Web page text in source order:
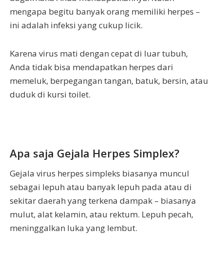
mengapa begitu banyak orang memiliki herpes –
ini adalah infeksi yang cukup licik.
Karena virus mati dengan cepat di luar tubuh,
Anda tidak bisa mendapatkan herpes dari
memeluk, berpegangan tangan, batuk, bersin, atau
duduk di kursi toilet.
Apa saja Gejala Herpes Simplex?
Gejala virus herpes simpleks biasanya muncul
sebagai lepuh atau banyak lepuh pada atau di
sekitar daerah yang terkena dampak – biasanya
mulut, alat kelamin, atau rektum. Lepuh pecah,
meninggalkan luka yang lembut.